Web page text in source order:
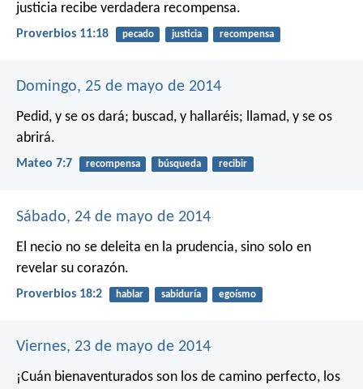
justicia recibe verdadera recompensa.
Proverbios 11:18 pecado justicia recompensa
Domingo, 25 de mayo de 2014
Pedid, y se os dará; buscad, y hallaréis; llamad, y se os
abrirá.
Mateo 7:7 recompensa búsqueda recibir
Sábado, 24 de mayo de 2014
El necio no se deleita en la prudencia, sino solo en
revelar su corazón.
Proverbios 18:2 hablar sabiduría egoísmo
Viernes, 23 de mayo de 2014
¡Cuán bienaventurados son los de camino perfecto, los